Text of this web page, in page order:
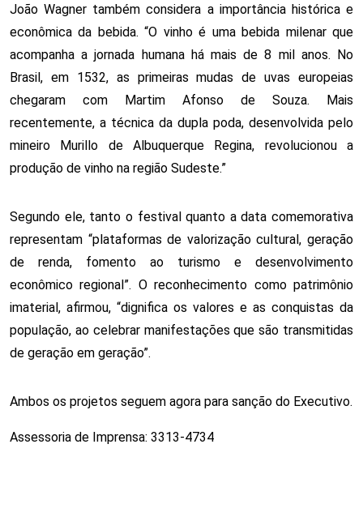
João Wagner também considera a importância histórica e
econômica da bebida. “O vinho é uma bebida milenar que
acompanha a jornada humana há mais de 8 mil anos. No
Brasil, em 1532, as primeiras mudas de uvas europeias
chegaram com Martim Afonso de Souza. Mais
recentemente, a técnica da dupla poda, desenvolvida pelo
mineiro Murillo de Albuquerque Regina, revolucionou a
produção de vinho na região Sudeste.”
Segundo ele, tanto o festival quanto a data comemorativa
representam “plataformas de valorização cultural, geração
de renda, fomento ao turismo e desenvolvimento
econômico regional”. O reconhecimento como patrimônio
imaterial, afirmou, “dignifica os valores e as conquistas da
população, ao celebrar manifestações que são transmitidas
de geração em geração”.
Ambos os projetos seguem agora para sanção do Executivo.
Assessoria de Imprensa: 3313-4734